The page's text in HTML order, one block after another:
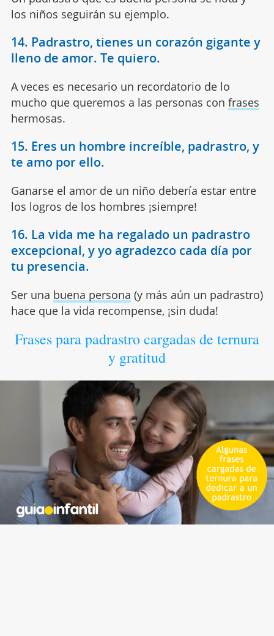
los niños seguirán su ejemplo.
14. Padrastro, tienes un corazón gigante y
lleno de amor. Te quiero.
A veces es necesario un recordatorio de lo
mucho que queremos a las personas con frases
hermosas.
15. Eres un hombre increíble, padrastro, y
te amo por ello.
Ganarse el amor de un niño debería estar entre
los logros de los hombres ¡siempre!
16. La vida me ha regalado un padrastro
excepcional, y yo agradezco cada día por
tu presencia.
Ser una buena persona (y más aún un padrastro)
hace que la vida recompense, ¡sin duda!
Frases para padrastro cargadas de ternura
y gratitud